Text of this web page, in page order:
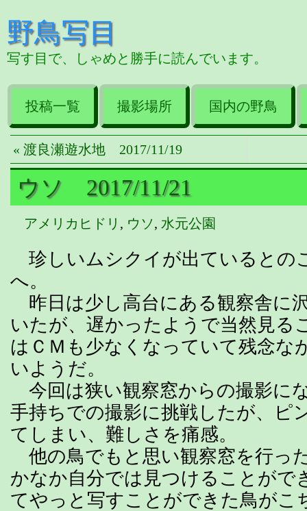
野鳥写目
写す目で、しゃめと勝手に読んでいます。
投稿一覧 撮影場所 国内の野鳥
« 渡良瀬遊水地 2017/11/19
ウソ 2017/11/21
アメリカヒドリ , ウソ, 水元公園
珍しいムシクイが出ているとの
へ。
昨日は少し高台にある観察舎に
いたが、遅かったようで当然見る
はＣＭも少なくなっていて残念な
いようだ。
今回は狭い観察窓からの撮影に
手持ちでの撮影に挑戦したが、ピ
てしまい、難しさを痛感。
他の鳥でもと思い観察窓を行っ
かなか自分では見つけることがで
てやっと写すことができた鳥がこ